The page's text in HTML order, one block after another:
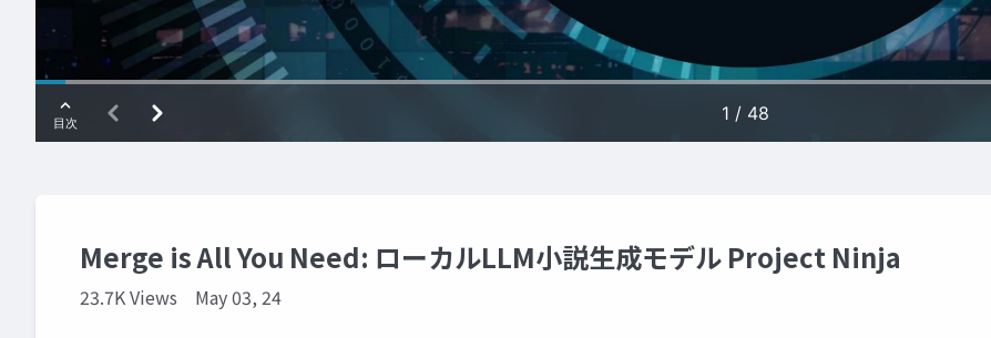
Merge is All You Need: ローカルLLM小説生成モデル Project Ninja
23.7K Views May 03, 24